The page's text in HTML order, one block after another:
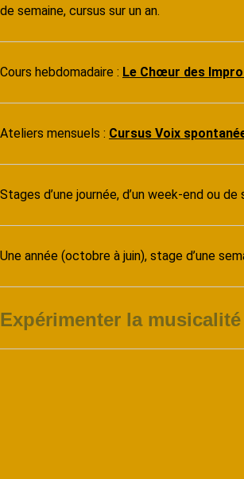
de semaine, cursus sur un an.
Cours hebdomadaire : Le Chœur des
Ateliers mensuels : Cursus Voix
Stages d’une journée, d’un week-end ou de
Une année (octobre à juin), stage d’une
Expérimenter la